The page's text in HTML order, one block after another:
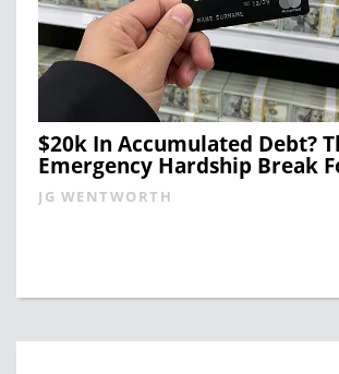
$20k In Accumulated Debt?
Emergency Hardship Break
JG WENTWORTH